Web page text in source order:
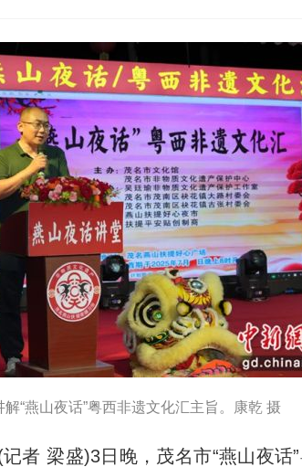
“燕山夜话”粤西非遗文化汇主旨。康乾 摄
梁盛)3日晚，茂名市“燕山夜话”